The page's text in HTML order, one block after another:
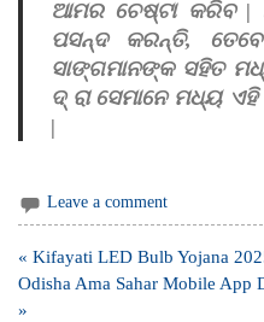
ଆମର ଚେଷ୍ଟା କରିବ
ପସନ୍ଦ କରନ୍ତି,
ସାଙ୍ଗମାନଙ୍କ ସହିତ
ଦ୍ ରା ସେମାନେ ମଧ୍ୟ
|
Leave a comment
Post
navigation
« Kifayati LED Bulb Yojana
Odisha Ama Sahar Mobile App
»